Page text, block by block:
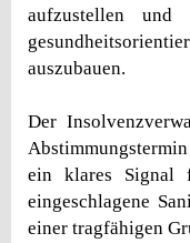
aufzustellen
auszubauen.
Der
ein klares Signal
eingeschlagene
einer tragfähigen